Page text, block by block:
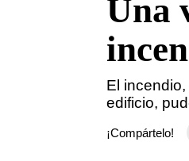
Una
El
edificio,
¡Compártelo!